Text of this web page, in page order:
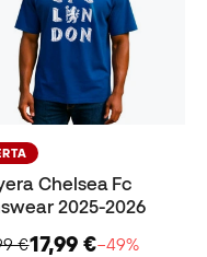
Chelsea Fc
2025-2026
€17,99 €−49%